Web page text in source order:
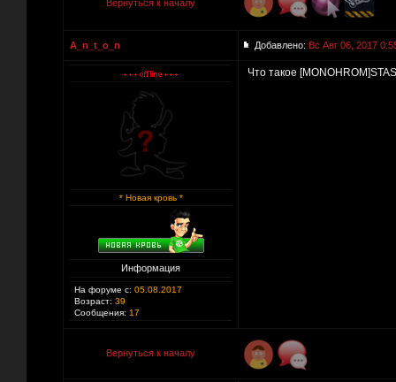
Вернуться к началу
A_n_t_o_n Добавлено: Вс Авг 06, 2017
* Новая кровь *
Информация
На форуме с: 05.08.2017
Возраст: 39
Сообщения: 17
Что такое
Вернуться к началу